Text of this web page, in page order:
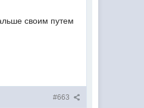
своим путем
#663